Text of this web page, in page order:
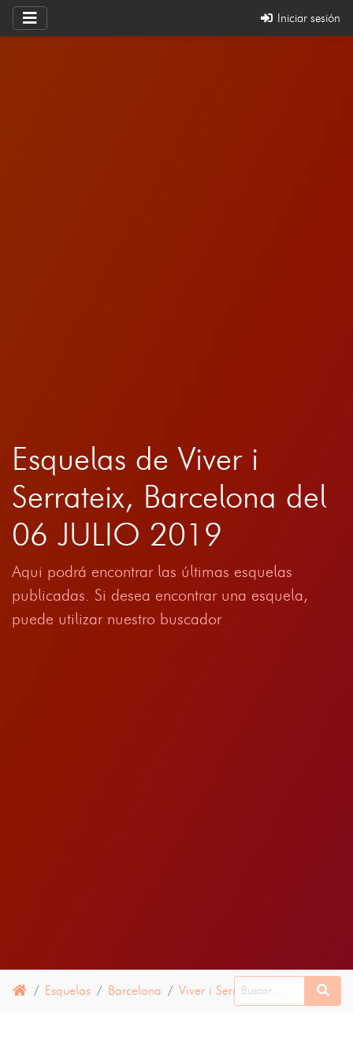
Iniciar sesión
Esquelas de Viver i
Serrateix, Barcelona del
06 JULIO 2019
Aqui podrá encontrar las últimas esquelas
publicadas. Si desea encontrar una esquela,
puede utilizar nuestro buscador
Esquelas Barcelona Viver i Serrateix 06 JULIO